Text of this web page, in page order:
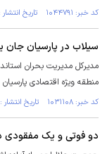
کد خبر: ۱۰۴۴۷۹۱ تاریخ انتشار : ۱۴۰۵/۰۱/۱۶
سیلاب در پارسیان جان
مدیرکل مدیریت بحران
منطقه ویژه اقتصادی
کد خبر: ۱۰۳۱۱۰۸ تاریخ انتشار : ۱۴۰۴/۱۰/۰۷
دو فوتی و یک مفقودی در سیل ۳